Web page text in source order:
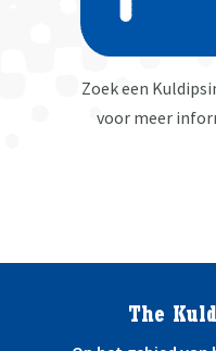
Zoek een
voor meer
The